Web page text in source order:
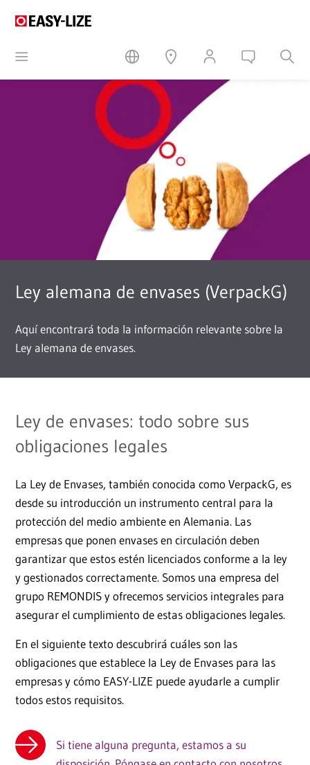
Ley alemana de envases (VerpackG)
Aquí encontrará toda la información relevante sobre la
Ley alemana de envases.
Ley de envases: todo sobre sus
obligaciones legales
La Ley de Envases, también conocida como VerpackG, es
desde su introducción un instrumento central para la
protección del medio ambiente en Alemania. Las
empresas que ponen envases en circulación deben
garantizar que estos estén licenciados conforme a la ley
y gestionados correctamente. Somos una empresa del
grupo REMONDIS y ofrecemos servicios integrales para
asegurar el cumplimiento de estas obligaciones legales.
En el siguiente texto descubrirá cuáles son las
obligaciones que establece la Ley de Envases para las
empresas y cómo EASY-LIZE puede ayudarle a cumplir
todos estos requisitos.
Si tiene alguna pregunta, estamos a su